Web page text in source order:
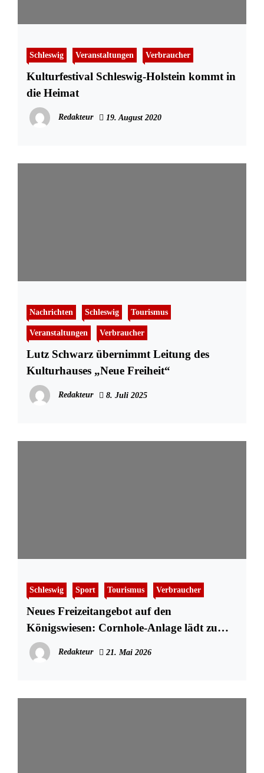
Schleswig Veranstaltungen Verbraucher
Kulturfestival Schleswig-Holstein kommt in
die Heimat
Redakteur 19. August 2020
Nachrichten Schleswig Tourismus
Veranstaltungen Verbraucher
Lutz Schwarz übernimmt Leitung des
Kulturhauses „Neue Freiheit“
Redakteur 8. Juli 2025
Schleswig Sport Tourismus Verbraucher
Neues Freizeitangebot auf den
Königswiesen: Cornhole-Anlage lädt zum
Mitspielen ein
Redakteur 21. Mai 2026